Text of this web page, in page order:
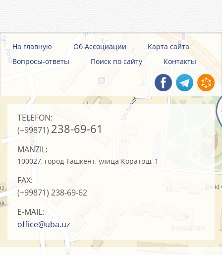
На главную Об Ассоциации
Карта сайта
Вопросы-ответы
Поиск по сайту Контакты
TELEFON:
(+99871) 238-69-61
MANZIL:
100027, город Ташкент, улица Коратош, 1
FAX:
(+99871) 238-69-62
E-MAIL:
office@uba.uz